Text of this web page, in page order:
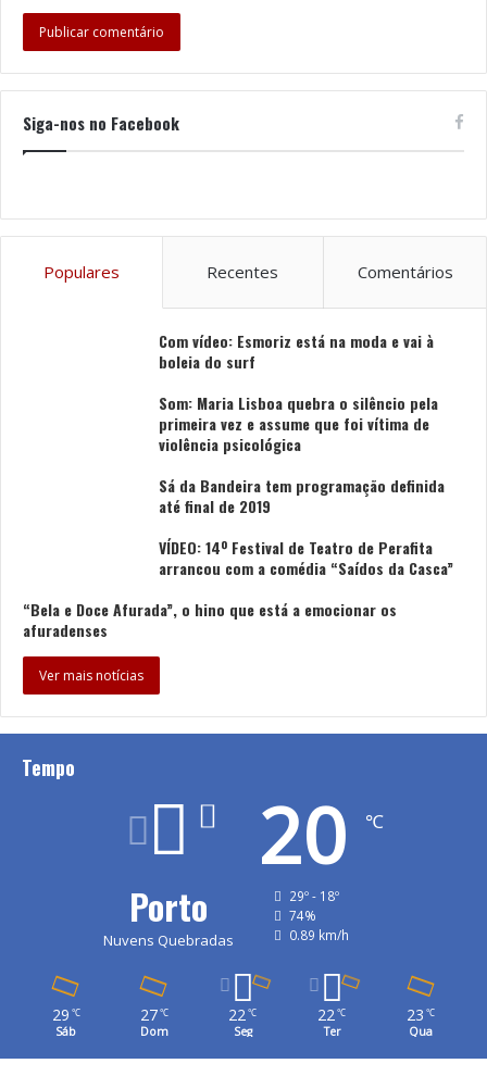
Siga-nos no Facebook
Populares Recentes Comentários
Com vídeo: Esmoriz está na moda e vai à
boleia do surf
Som: Maria Lisboa quebra o silêncio pela
primeira vez e assume que foi vítima de
violência psicológica
Sá da Bandeira tem programação definida
até final de 2019
VÍDEO: 14º Festival de Teatro de Perafita
arrancou com a comédia “Saídos da Casca”
“Bela e Doce Afurada”, o hino que está a emocionar os
afuradenses
Ver mais notícias
Tempo
Porto
Nuvens Quebradas
20 ℃
29º - 18º
74%
0.89 km/h
29 ℃
Sáb
27 ℃
Dom
22℃
Seg
22℃
Ter
23 ℃
Qua